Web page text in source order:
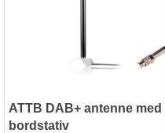
ATTB DAB+ antenne med
bordstativ